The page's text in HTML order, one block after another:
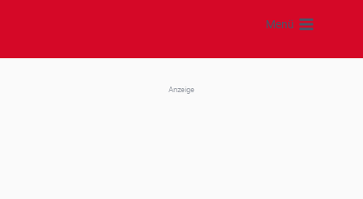
springen
Menü
Anzeige